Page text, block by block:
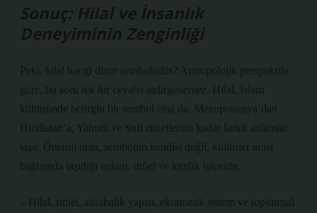
Sonuç: Hilal ve İnsanlık
Deneyiminin Zenginliği
Peki, hilal hangi dinin sembolüdür? Antropolojik perspektife
göre, bu soru tek bir cevaba indirgenemez. Hilal, İslam
kültüründe belirgin bir sembol olsa da, Mezopotamya’dan
Hindistan’a, Yahudi ve Sufi ritüellerine kadar farklı anlamlar
taşır. Önemli olan, sembolün kendisi değil, kültürler arası
bağlamda taşıdığı anlam, ritüel ve kimlik işlevidir.
– Hilal, ritüel, akrabalık yapısı, ekonomik sistem ve toplumsal